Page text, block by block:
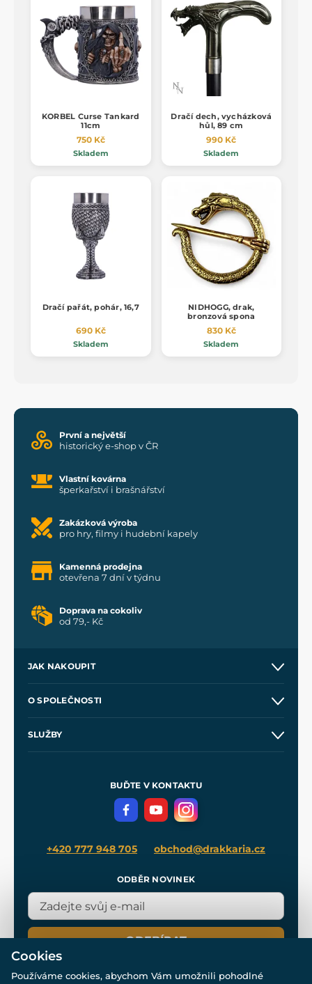
KORBEL Curse Tankard
11cm
750 Kč
Skladem
Dračí dech, vycházková
hůl, 89 cm
990 Kč
Skladem
Dračí pařát, pohár, 16,7
690 Kč
Skladem
NIDHOGG, drak,
bronzová spona
830 Kč
Skladem
První a největší
historický e-shop v ČR
Vlastní kovárna
šperkařství i brašnářství
Zakázková výroba
pro hry, filmy i hudební kapely
Kamenná prodejna
otevřena 7 dní v týdnu
Doprava na cokoliv
od 79,- Kč
JAK NAKOUPIT
Velkoobchod
O SPOLEČNOSTI
SLUŽBY
Meče pro Kingdom Come
BUĎTE V KONTAKTU
+420 777 948 705 obchod@drakkaria.cz
ODBĚR NOVINEK
ODEBÍRAT
Cookies
Používáme cookies, abychom Vám umožnili pohodlné